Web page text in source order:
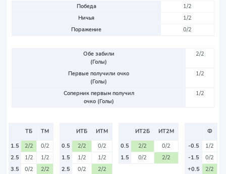
Победа
1/2
Ничья
1/2
Поражение
0/2
Обе забили
(Голы)
2/2
Первые получили очко
(Голы)
1/2
Соперник первым получил
очко (Голы)
1/2
ТБ
ТМ
1.5
2/2
0/2
2.5
1/2
1/2
3.5
0/2 2/2
ИТБ
ИТМ
0.5
2/2
0/2
1.5
1/2
1/2
2.5
0/2 2/2
ИТ2Б
ИТ2М
0.5
2/2
0/2
1.5
0/2 2/2
Ф
-0.5
1/2
-1.5
0/2
+0.5
2/2